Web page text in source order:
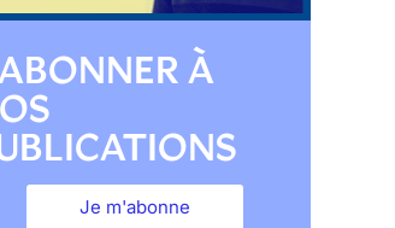
À
Je m'abonne